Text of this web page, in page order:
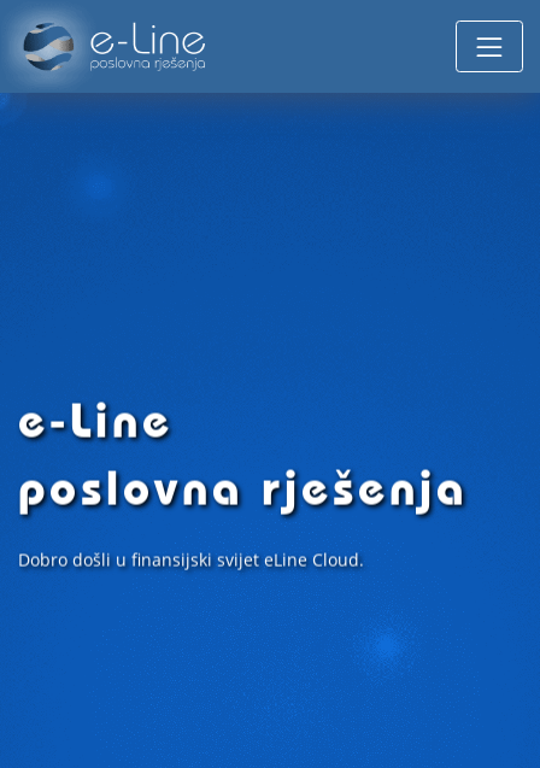
e-Line
poslovna rješenja
Dobro došli u finansijski svijet eLine Cloud.